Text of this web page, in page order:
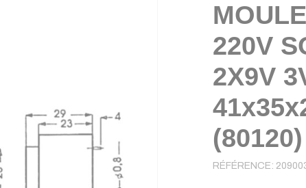
220V
2X9V
(80120)
RÉFÉRENCE: